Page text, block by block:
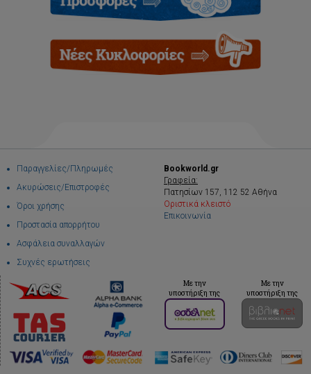
Παραγγελίες/Πληρωμές
Ακυρώσεις/Επιστροφές
Όροι χρήσης
Προστασία απορρήτου
Ασφάλεια συναλλαγών
Συχνές ερωτήσεις
Bookworld.gr
Γραφεία:
Πατησίων 157, 112 52 Αθήνα
Οριστικά κλειστό
Επικοινωνία
Με την
υποστήριξη της
Με την
υποστήριξη της